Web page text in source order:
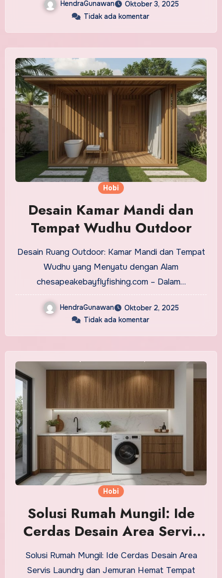
HendraGunawan
Oktober 3, 2025
Tidak ada komentar
Hobi
Desain Kamar Mandi dan
Tempat Wudhu Outdoor
Desain Ruang Outdoor: Kamar Mandi dan Tempat
Wudhu yang Menyatu dengan Alam
chesapeakebayflyfishing.com – Dalam…
HendraGunawan
Oktober 2, 2025
Tidak ada komentar
Hobi
Solusi Rumah Mungil: Ide
Cerdas Desain Area Servis
Laundry dan Jemuran Hemat
Tempat
Solusi Rumah Mungil: Ide Cerdas Desain Area
Servis Laundry dan Jemuran Hemat Tempat